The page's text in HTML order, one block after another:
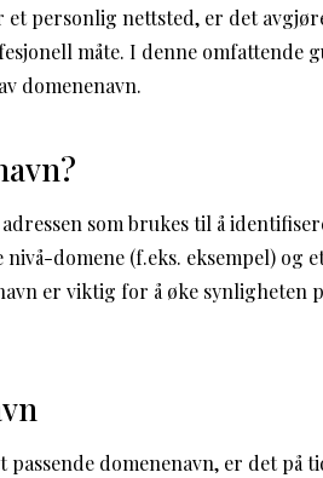
personlig nettsted, er det
måte. I denne omfattende
domenenavn.
som brukes til å
domene (f.eks. eksempel) og
er viktig for å øke
domenenavn, er det på